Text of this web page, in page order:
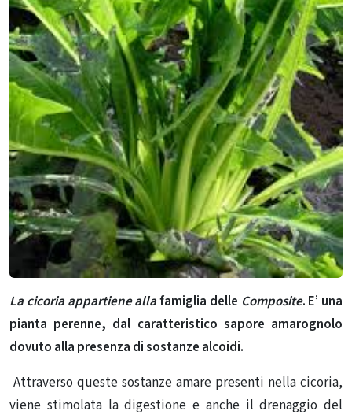
La cicoria appartiene allafamiglia delle Composite. E’ una
pianta perenne, dal caratteristico sapore amarognolo
dovuto alla presenza di sostanze alcoidi.
Attraverso queste sostanze amare presenti nella cicoria,
viene stimolata la digestione e anche il drenaggio del